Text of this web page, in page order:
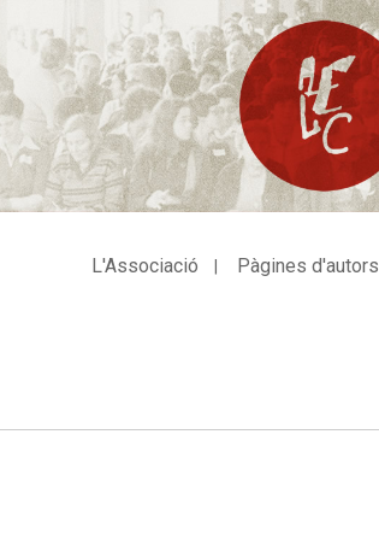
L'Associació Pàgines d'autors